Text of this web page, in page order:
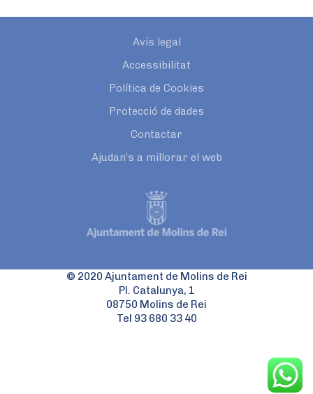
Avís legal
Accessibilitat
Política de Cookies
Protecció de dades
Contactar
Ajudan’s a millorar el web
© 2020 Ajuntament de Molins de Rei
Pl. Catalunya, 1
08750 Molins de Rei
Tel 93 680 33 40